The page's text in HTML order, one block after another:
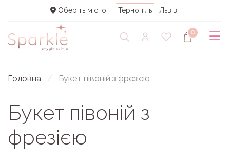
Оберіть місто: Тернопіль Львів
0
Головна Букет півоній з фрезією
Букет півоній з
фрезією